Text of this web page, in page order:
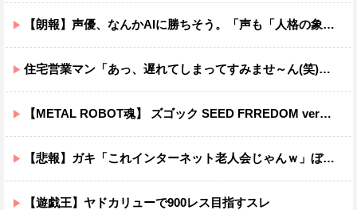
【朗報】声優、なんかAIに勝ちそう。「声も「人格の象徴」明記、法務省」
住宅営業マン「あっ、遅れてしまってすみませ～ん(笑)」 客「…今日、契約日ですよね？」→こうなるｗｗｗ
【METAL ROBOT魂】 ズゴック SEED FRREDOM ver明日予約開始！！キャバリアーとあわせて４万か…
【悲報】ガキ「これインターネット老人会じゃんｗ」ぼく「どれどれ…」ガキ「ニコニコ！らきすた！ボカロ！」ぼく「はぁ…」
【遊戯王】ヤドカリューで900レス目指すスレ